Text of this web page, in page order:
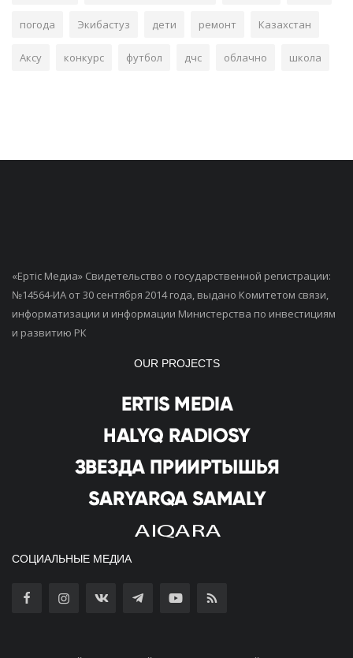
погода Экибастуз дети ремонт Казахстан
Аксу конкурс футбол дчс облачно школа
«Ертiс Медиа» Свидетельство о государственной регистрации:
№14564-ИА от 30 сентября 2014 года, выдано Комитетом связи,
информатизации и информации Министерства по инвестициям
и развитию РК
OUR PROJECTS
СОЦИАЛЬНЫЕ МЕДИА